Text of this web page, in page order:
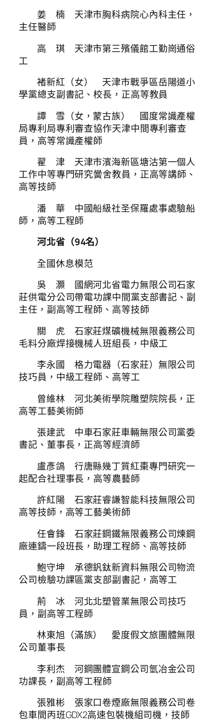
姜 楠 天津市胸科病院心內科主任，
主任醫師
高 琪 天津市第三殯儀館工勤崗通俗
工
褚新紅（女） 天津市戰爭區岳陽道小
學黨總支副書記、校長，正高等教員
譚 雪（女，蒙古族） 國度常識產權
局專利局專利審查協作天津中間專利審查
員，高等常識產權師
翟 津 天津市濱海新區塘沽第一個人
工作中等專門研究黌舍教員，正高等講師、
高等技師
潘 華 中國船級社圣保羅處事處驗船
師，高等工程師
河北省（94名）
全國休息模范
吳 灝 國網河北省電力無限公司石家
莊供電分公司帶電功課中間黨支部書記、副
主任，副高等工程師、高等技師
關 虎 石家莊煤礦機械無限義務公司
毛料分廠焊接機械人班組長，中級工
李永國 格力電器（石家莊）無限公司
技巧員，中級工程師、高等工
曾維林 河北美術學院雕塑院院長，正
高等工藝美術師
張建武 中車石家莊車輛無限公司黨委
書記、董事長，正高等經濟師
盧彥鴿 行唐縣幾丁質紅棗專門研究一
起配合社理事長，高等農藝師
許紅陽 石家莊睿謙智能科技無限公司
高等技師，高等工藝美術師
任會鋒 石家莊鋼鐵無限義務公司煉鋼
廠連鑄一段班長，助理工程師、高等技師
鮑守坤 承德釩鈦新資料無限公司物流
公司檢驗功課區黨支部副書記，高等工
荊 冰 河北北塑管業無限公司技巧
員，副高等工程師
林東旭（滿族） 愛度假文旅團體無限
公司董事長
李利杰 河鋼團體宣鋼公司氫冶金公司
功課長，副高等工程師
張雅彬 張家口卷煙廠無限義務公司卷
包車間丙班GDX2高速包裝機組司機，技師